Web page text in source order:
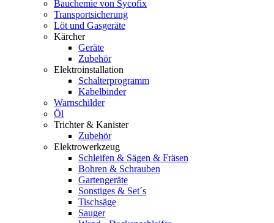
Bauchemie von Sycofix
Transportsicherung
Löt und Gasgeräte
Kärcher
Geräte
Zubehör
Elektroinstallation
Schalterprogramm
Kabelbinder
Warnschilder
Öl
Trichter & Kanister
Zubehör
Elektrowerkzeug
Schleifen & Sägen & Fräsen
Bohren & Schrauben
Gartengeräte
Sonstiges & Set´s
Tischsäge
Sauger